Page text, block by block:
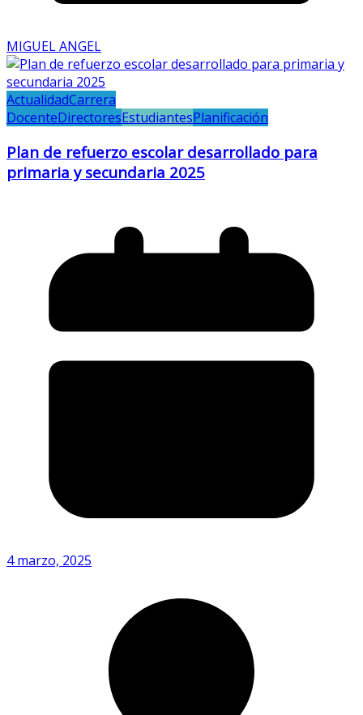
MIGUEL ANGEL
ActualidadCarrera
DocenteDirectoresEstudiantesPlanificación
Plan de refuerzo escolar desarrollado para
primaria y secundaria 2025
4 marzo, 2025